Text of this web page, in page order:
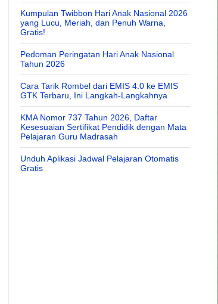
Kumpulan Twibbon Hari Anak Nasional 2026
yang Lucu, Meriah, dan Penuh Warna,
Gratis!
Pedoman Peringatan Hari Anak Nasional
Tahun 2026
Cara Tarik Rombel dari EMIS 4.0 ke EMIS
GTK Terbaru, Ini Langkah-Langkahnya
KMA Nomor 737 Tahun 2026, Daftar
Kesesuaian Sertifikat Pendidik dengan Mata
Pelajaran Guru Madrasah
Unduh Aplikasi Jadwal Pelajaran Otomatis
Gratis